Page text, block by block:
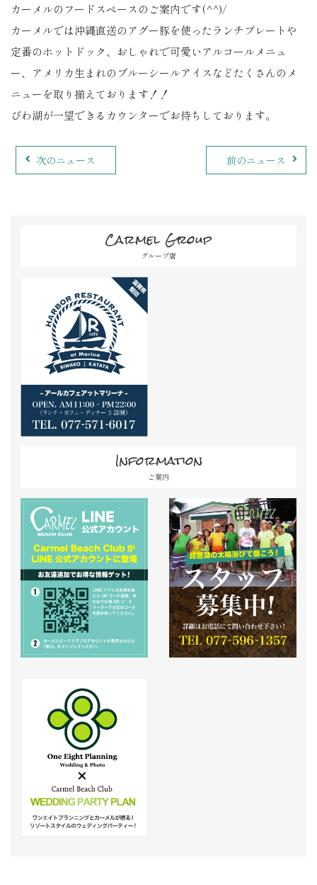
カーメルのフードスペースのご案内です(^^)/
カーメルでは沖縄直送のアグー豚を使ったランチプレートや
定番のホットドック、おしゃれで可愛いアルコールメニュ
ー、アメリカ生まれのブルーシールアイスなどたくさんのメ
ニューを取り揃えております！！
びわ湖が一望できるカウンターでお待ちしております。
次のニュース 前のニュース
Carmel Group
グループ店
Information
ご案内